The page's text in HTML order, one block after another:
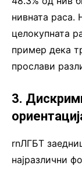
нивната
целокупната
пример дека
прослави
3.
rnЛГБТ
најразлични